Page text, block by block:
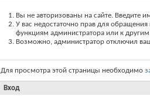
Вы не авторизованы на сайте. Введите
У вас недостаточно прав для
функциям администратора или к
Возможно, администратор отключил
Для просмотра этой страницы необходимо
Вход